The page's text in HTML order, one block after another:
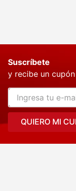
Suscríbete
y recibe un
QUIERO MI